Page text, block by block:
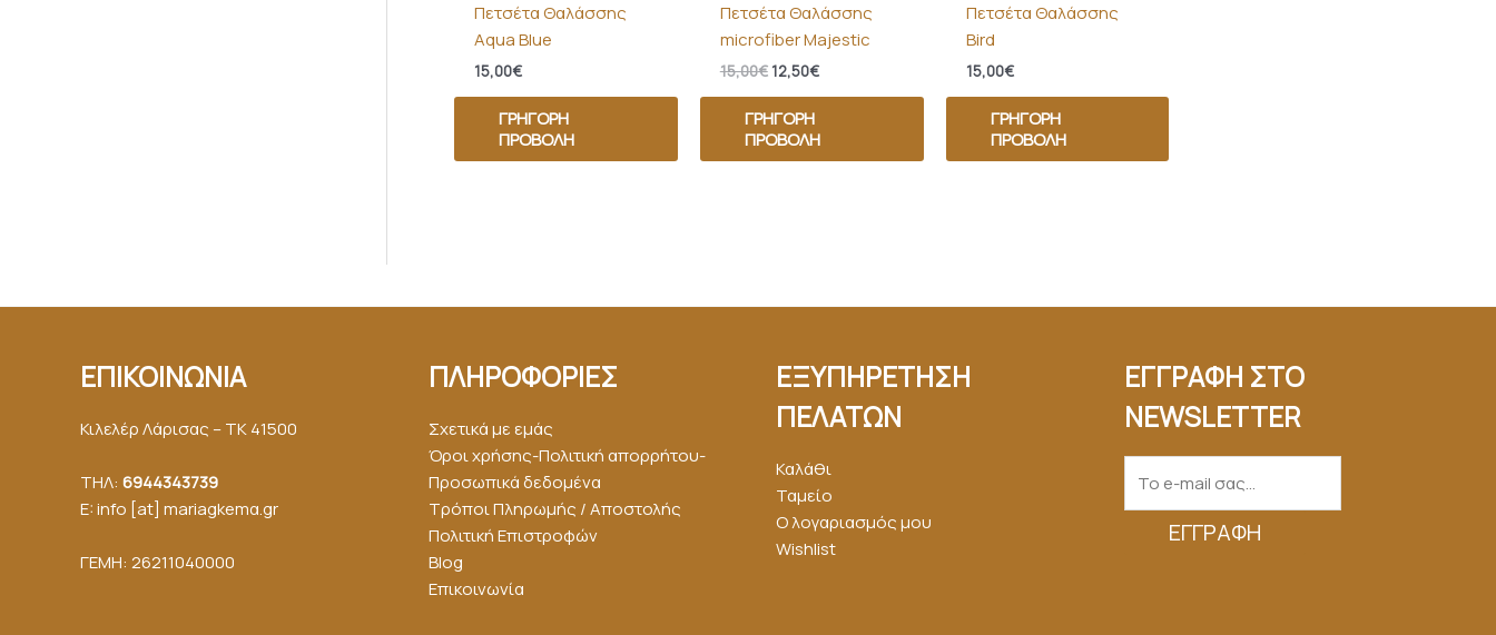
Πετσέτα Θαλάσσης
Aqua Blue
15,00€
ΓΡΉΓΟΡΗ
ΠΡΟΒΟΛΉ
Πετσέτα Θαλάσσης
microfiber Majestic
15,00€ 12,50€
ΓΡΉΓΟΡΗ
ΠΡΟΒΟΛΉ
Πετσέτα Θαλάσσης
Bird
15,00€
ΓΡΉΓΟΡΗ
ΠΡΟΒΟΛΉ
ΕΠΙΚΟΙΝΩΝΙΑ
Κιλελέρ Λάρισας – ΤΚ 41500
ΤΗΛ: 6944343739
E: info [at] mariagkemα.gr
ΓΕΜΗ: 26211040000
ΠΛΗΡΟΦΟΡΙΕΣ
Σχετικά με εμάς
Όροι χρήσης-Πολιτική απορρήτου-
Προσωπικά δεδομένα
Τρόποι Πληρωμής / Αποστολής
Πολιτική Επιστροφών
Blog
Επικοινωνία
ΕΞΥΠΗΡΕΤΗΣΗ
ΠΕΛΑΤΩΝ
Καλάθι
Ταμείο
Ο λογαριασμός μου
Wishlist
ΕΓΓΡΑΦΗ ΣΤΟ
NEWSLETTER
ΕΓΓΡΑΦΉ